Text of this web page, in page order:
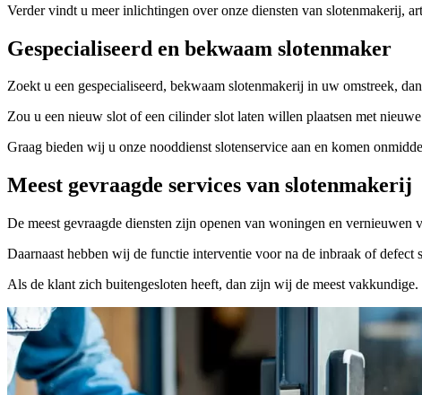
Verder vindt u meer inlichtingen over onze diensten van slotenmakerij,
Gespecialiseerd en bekwaam slotenmaker
Zoekt u een gespecialiseerd, bekwaam slotenmakerij in uw omstreek,
Zou u een nieuw slot of een cilinder slot laten willen plaatsen met nieuwe
Graag bieden wij u onze nooddienst slotenservice aan en komen
Meest gevraagde services van slotenmakerij
De meest gevraagde diensten zijn openen van woningen en vernieuwen
Daarnaast hebben wij de functie interventie voor na de inbraak of defect
Als de klant zich buitengesloten heeft, dan zijn wij de meest vakkundige.